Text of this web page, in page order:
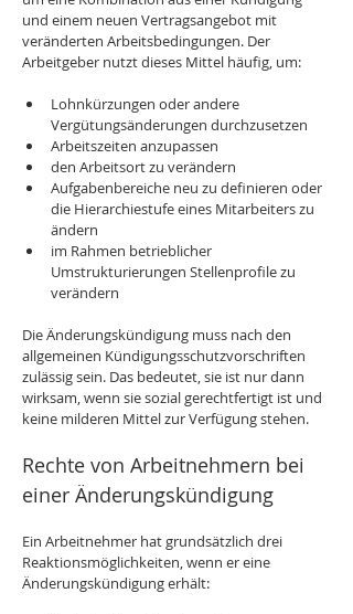
und einem neuen Vertragsangebot mit
veränderten Arbeitsbedingungen. Der
Arbeitgeber nutzt dieses Mittel häufig, um:
Lohnkürzungen oder andere
Vergütungsänderungen durchzusetzen
Arbeitszeiten anzupassen
den Arbeitsort zu verändern
Aufgabenbereiche neu zu definieren oder
die Hierarchiestufe eines Mitarbeiters zu
ändern
im Rahmen betrieblicher
Umstrukturierungen Stellenprofile zu
verändern
Die Änderungskündigung muss nach den
allgemeinen Kündigungsschutzvorschriften
zulässig sein. Das bedeutet, sie ist nur dann
wirksam, wenn sie sozial gerechtfertigt ist und
keine milderen Mittel zur Verfügung stehen.
Rechte von Arbeitnehmern bei
einer Änderungskündigung
Ein Arbeitnehmer hat grundsätzlich drei
Reaktionsmöglichkeiten, wenn er eine
Änderungskündigung erhält: